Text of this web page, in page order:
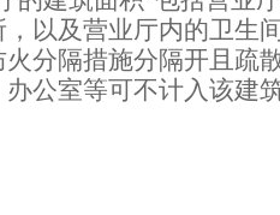
以及营业厅内的卫生
分隔措施分隔开且疏
公室等可不计入该建